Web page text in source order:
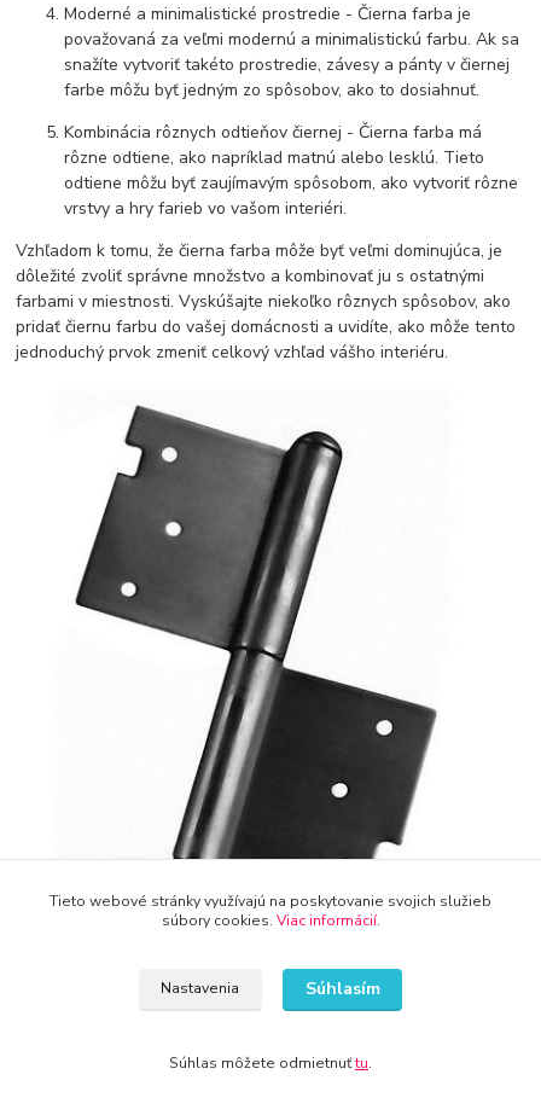
Moderné a minimalistické prostredie - Čierna farba je
považovaná za veľmi modernú a minimalistickú farbu. Ak sa
snažíte vytvoriť takéto prostredie, závesy a pánty v čiernej
farbe môžu byť jedným zo spôsobov, ako to dosiahnuť.
Kombinácia rôznych odtieňov čiernej - Čierna farba má
rôzne odtiene, ako napríklad matnú alebo lesklú. Tieto
odtiene môžu byť zaujímavým spôsobom, ako vytvoriť rôzne
vrstvy a hry farieb vo vašom interiéri.
Vzhľadom k tomu, že čierna farba môže byť veľmi dominujúca, je
dôležité zvoliť správne množstvo a kombinovať ju s ostatnými
farbami v miestnosti. Vyskúšajte niekoľko rôznych spôsobov, ako
pridať čiernu farbu do vašej domácnosti a uvidíte, ako môže tento
jednoduchý prvok zmeniť celkový vzhľad vášho interiéru.
Čierne závesy a pánty na dverách
sú stále populárnejšie v
moderných interiéroch. Okrem čiernej farby sú však k dispozícii aj
ďalšie tipy na použitie čiernych závesov a pántov na dverách:
Tieto webové stránky využívajú na poskytovanie svojich služieb
súbory cookies. Viac informácií.
Nastavenia Súhlasím
Súhlas môžete odmietnuťtu.